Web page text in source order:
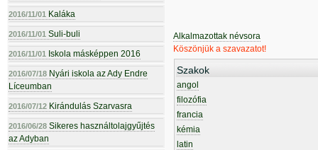
2016/11/01 Kaláka
2016/11/01 Suli-buli
2016/11/01 Iskola másképpen 2016
2016/07/18 Nyári iskola az Ady Endre
Líceumban
2016/07/12 Kirándulás Szarvasra
2016/06/28 Sikeres használtolajgyűjtés
az Adyban
Alkalmazottak névsora
Köszönjük a szavazatot!
Szakok
angol
filozófia
francia
kémia
latin